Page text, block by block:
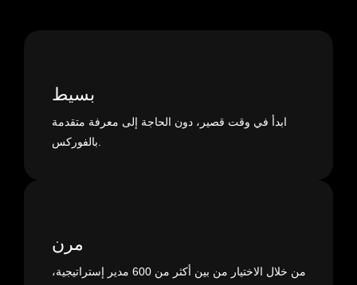
بسيط
ابدأ في وقت قصير، دون الحاجة إلى معرفة متقدمة
بالفوركس.
مرن
من خلال الاختيار من بين أكثر من 600 مدير إستراتيجية،